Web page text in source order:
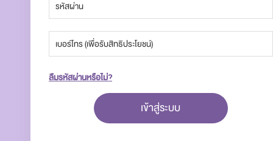
ลืมรหัสผ่านหรือไม่?
เข้าสู่ระบบ